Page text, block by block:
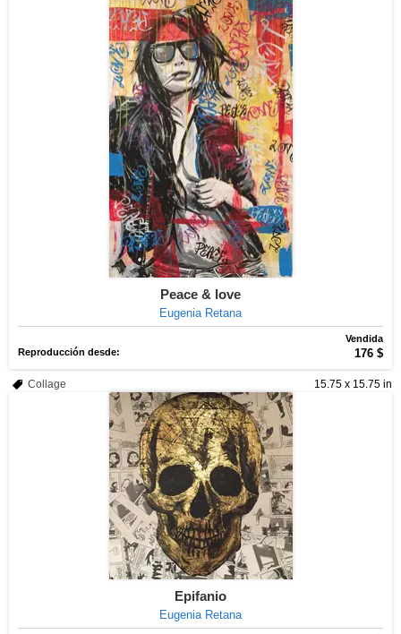
Peace & love
Eugenia Retana
Vendida
Reproducción desde:
176 $
15.75 x 15.75 in
Collage
Epifanio
Eugenia Retana